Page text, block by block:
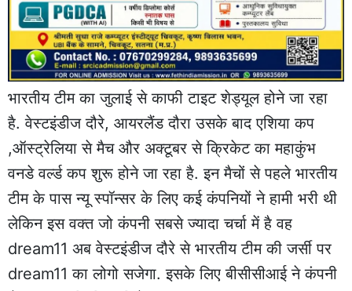
भारतीय टीम का जुलाई से काफी टाइट शेड्यूल होने जा रहा
है. वेस्टइंडीज दौरे, आयरलैंड दौरा उसके बाद एशिया कप
,ऑस्ट्रेलिया से मैच और अक्टूबर से क्रिकेट का महाकुंभ
वनडे वर्ल्ड कप शुरू होने जा रहा है. इन मैचों से पहले भारतीय
टीम के पास न्यू स्पॉन्सर के लिए कई कंपनियों ने हामी भरी थी
लेकिन इस वक्त जो कंपनी सबसे ज्यादा चर्चा में है वह
dream11 अब वेस्टइंडीज दौरे से भारतीय टीम की जर्सी पर
dream11 का लोगो सजेगा. इसके लिए बीसीसीआई ने कंपनी